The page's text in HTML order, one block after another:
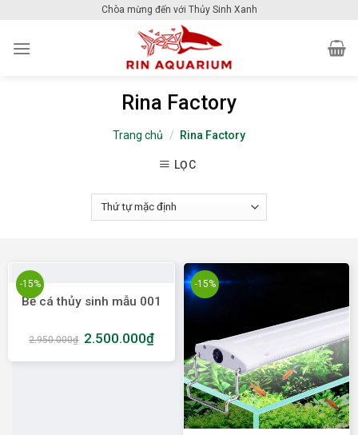
content
Chòa mừng đến với Thủy Sinh Xanh
Rina Factory
Trang chủ / Rina Factory
LỌC
-15%
Bể cá thủy sinh mẫu 001
2.950.000₫ 2.500.000₫
-15%